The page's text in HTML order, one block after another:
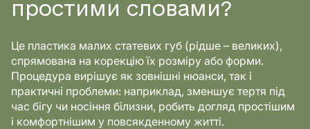
простими словами?
Це пластика малих статевих губ (рідше – великих),
спрямована на корекцію їх розміру або форми.
Процедура вирішує як зовнішні нюанси, так і
практичні проблеми: наприклад, зменшує тертя під
час бігу чи носіння білизни, робить догляд простішим
і комфортнішим у повсякденному житті.